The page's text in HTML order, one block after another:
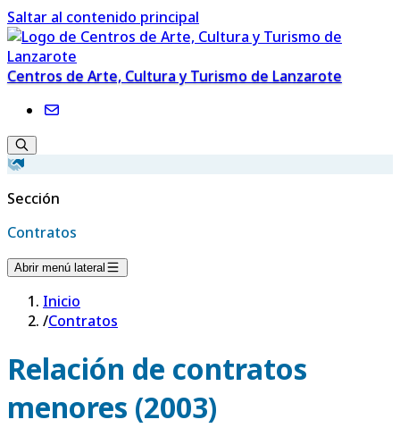
Saltar al contenido principal
Centros de Arte, Cultura y Turismo de Lanzarote
Sección
Contratos
Abrir menú lateral
Inicio
/Contratos
Relación de contratos
menores (2003)